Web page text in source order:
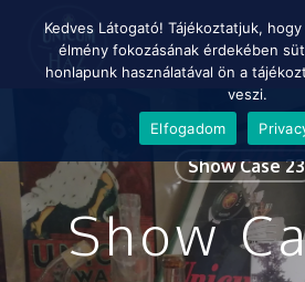
Show Case 23
Show
Kedves Látogató! Tájékoztatjuk,
élmény fokozásának érdekében
honlapunk használatával ön a
veszi.
Elfogadom